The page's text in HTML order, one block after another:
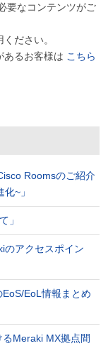
要なコンテンツがご
ださい。
あるお客様は こちら
Roomsのご紹介
~」
」
のアクセスポイン
EoL情報まとめ
Meraki MX拠点間